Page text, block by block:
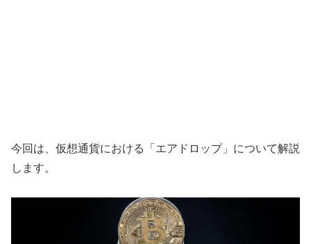
今回は、仮想通貨における「エアドロップ」について解説
します。